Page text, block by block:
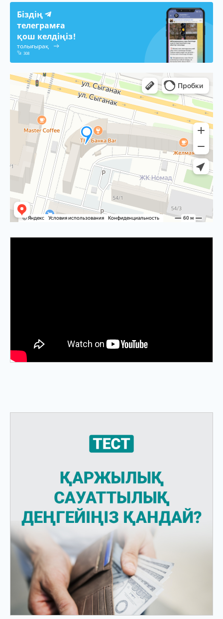
Біздің
телеграмға
қош келдіңіз!
толығырақ
308